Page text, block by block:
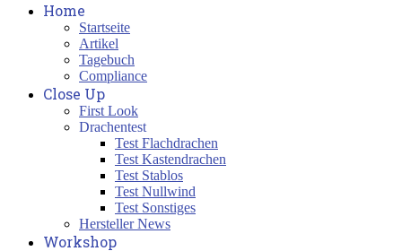
Home
Startseite
Artikel
Tagebuch
Compliance
Close Up
First Look
Drachentest
Test Flachdrachen
Test Kastendrachen
Test Stablos
Test Nullwind
Test Sonstiges
Hersteller News
Workshop